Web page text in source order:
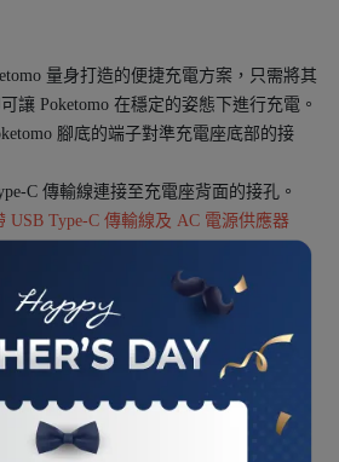
量身打造的便捷充電方案，只需將其
讓 Poketomo 在穩定的姿態下進行充電。
腳底的端子對準充電座底部的接
C 傳輸線連接至充電座背面的接孔。
USB Type-C 傳輸線及 AC 電源供應器